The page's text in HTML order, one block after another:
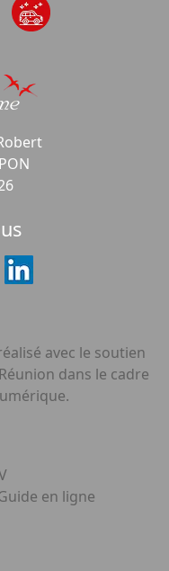
avec le soutien
dans le cadre
en ligne